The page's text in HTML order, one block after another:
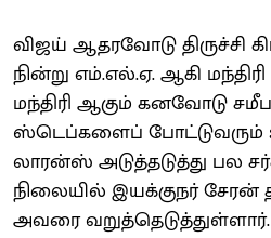
விஜய் ஆதரவோடு திருச்சி
நின்று எம்.எல்.ஏ. ஆகி
மந்திரி ஆகும் கனவோடு
ஸ்டெப்களைப்
லாரன்ஸ் அடுத்தடுத்து பல
நிலையில் இயக்குநர்
அவரை வறுத்தெடுத்துள்ளார்.